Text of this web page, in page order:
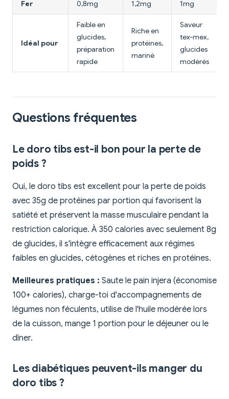
Fer 0,8mg 1,2mg 1mg
Idéal pour
Faible en
glucides,
préparation
rapide
Riche en
protéines,
mariné
Saveur
tex-mex,
glucides
modérés
Questions fréquentes
Le doro tibs est-il bon pour la perte de
poids ?
Oui, le doro tibs est excellent pour la perte de poids
avec 35g de protéines par portion qui favorisent la
satiété et préservent la masse musculaire pendant la
restriction calorique. À 350 calories avec seulement 8g
de glucides, il s'intègre efficacement aux régimes
faibles en glucides, cétogènes et riches en protéines.
Meilleures pratiques : Saute le pain injera (économise
100+ calories), charge-toi d'accompagnements de
légumes non féculents, utilise de l'huile modérée lors
de la cuisson, mange 1 portion pour le déjeuner ou le
dîner.
Les diabétiques peuvent-ils manger du
doro tibs ?